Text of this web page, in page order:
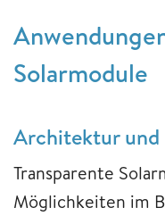
Solarmodule
Architektur und
Transparente
Möglichkeiten im